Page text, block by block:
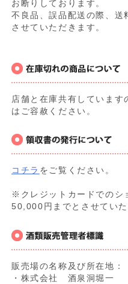
お断りしております。
不良品、誤品配送の際、送
させていただきます。
店舗と在庫共有しています
はご容赦ください。
コチラ をご覧ください。
※クレジットカードでのシ
50,000円までとさせていた
販売場の名称及び所在地：
・株式会社 酒泉洞堀一